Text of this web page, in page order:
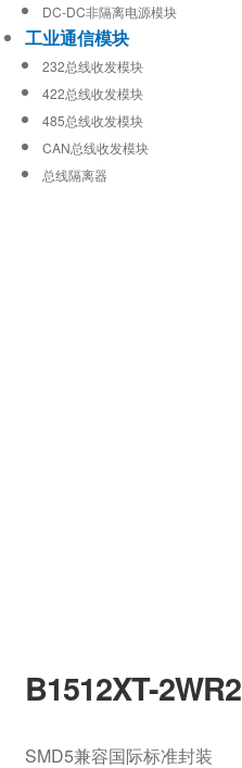
B1512XT-2WR2
SMD5兼容国际标准封装
DC-DC非隔离电源模块
工业通信模块
232总线收发模块
422总线收发模块
485总线收发模块
CAN总线收发模块
总线隔离器